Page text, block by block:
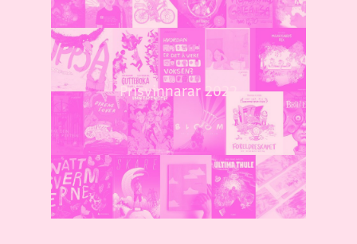
Prisvinnarar 2022